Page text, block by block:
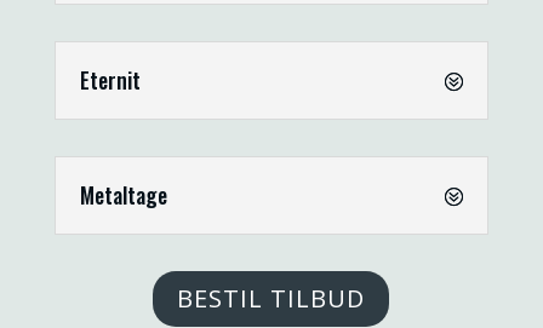
Eternit
Metaltage
BESTIL TILBUD